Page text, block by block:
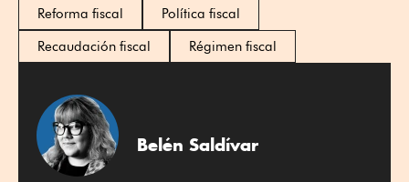
Reforma fiscal
Política fiscal
Recaudación fiscal
Régimen fiscal
Belén Saldívar